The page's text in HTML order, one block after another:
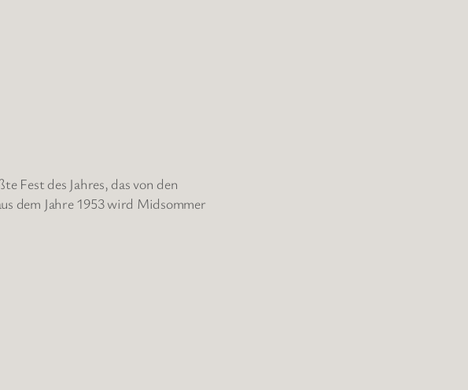
Fest des Jahres, das von den
dem Jahre 1953 wird Midsommer